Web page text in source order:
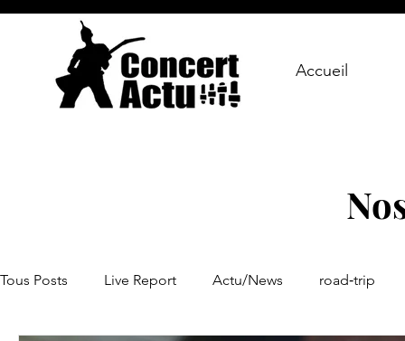
Accueil
Tous Posts Live Report Actu/News road‑trip